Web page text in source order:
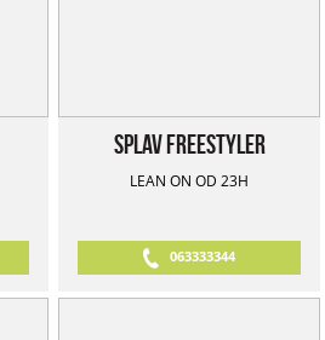
Splav Freestyler
LEAN ON OD 23H
063333344